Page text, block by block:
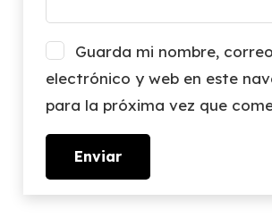
Guarda mi nombre, correo
electrónico y web en este
para la próxima vez que